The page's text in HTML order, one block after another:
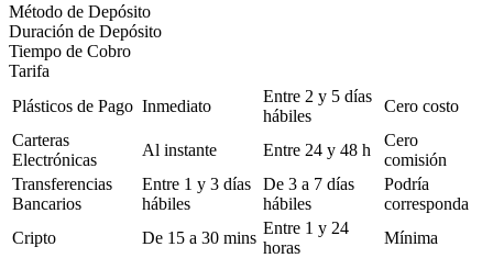
Método de Depósito
Duración de Depósito
Tiempo de Cobro
Tarifa
Plásticos de Pago Inmediato
Entre 2 y 5 días
hábiles
Cero costo
Carteras
Electrónicas
Al instante Entre 24 y 48 h
Cero
comisión
Transferencias
Bancarios
Entre 1 y 3 días
hábiles
De 3 a 7 días
hábiles
Podría
corresponda
Cripto
De 15 a 30 mins
Entre 1 y 24
horas
Mínima